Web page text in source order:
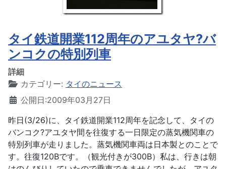
タイ鉄道開業112周年のアユタヤ?バ
ンコクの特別列車
詳細
カテゴリー: タイのニュース
公開日:2009年03月27日
昨日(3/26)に、タイ鉄道開業112周年を記念して、タイの
バンコク?アユタヤ間を往復する一日限定の蒸気機関車の
特別列車が走りました。蒸気機関車両は日本製とのことで
す。往復120Bです。（観光付きが300B）私は、行きは朝